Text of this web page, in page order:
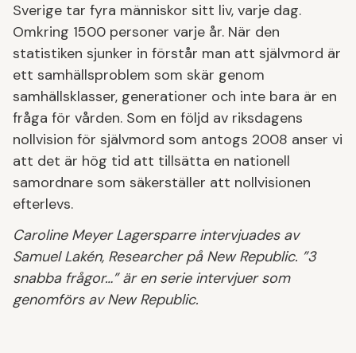
Sverige tar fyra människor sitt liv, varje dag.
Omkring 1500 personer varje år. När den
statistiken sjunker in förstår man att självmord är
ett samhällsproblem som skär genom
samhällsklasser, generationer och inte bara är en
fråga för vården. Som en följd av riksdagens
nollvision för självmord som antogs 2008 anser vi
att det är hög tid att tillsätta en nationell
samordnare som säkerställer att nollvisionen
efterlevs.
Caroline Meyer Lagersparre intervjuades av
Samuel Lakén, Researcher på New Republic. ”3
snabba frågor…” är en serie intervjuer som
genomförs av New Republic.